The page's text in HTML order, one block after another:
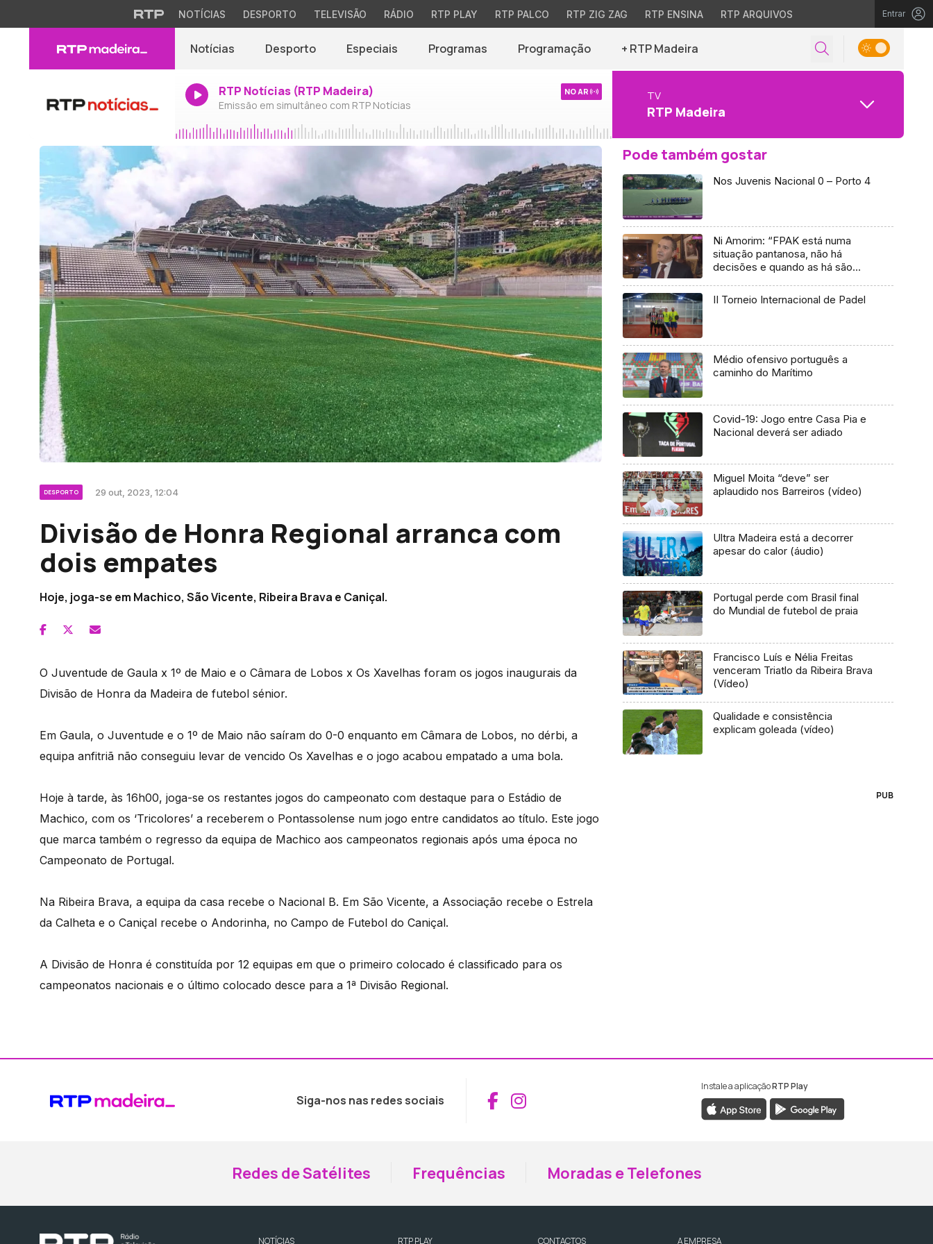
NOTÍCIAS DESPORTO TELEVISÃO RÁDIO RTP PLAY RTP PALCO RTP ZIG ZAG RTP ENSINA RTP ARQUIVOS Entrar
Notícias Desporto Especiais Programas Programação + RTP Madeira
RTP Notícias (RTP Madeira)
Emissão em simultâneo com RTP Notícias
NO AR TV
RTP Madeira
DESPORTO 29 out, 2023, 12:04
Divisão de Honra Regional arranca com
dois empates
Hoje, joga-se em Machico, São Vicente, Ribeira Brava e Caniçal.
O Juventude de Gaula x 1º de Maio e o Câmara de Lobos x Os Xavelhas foram os jogos inaugurais da
Divisão de Honra da Madeira de futebol sénior.
Em Gaula, o Juventude e o 1º de Maio não saíram do 0-0 enquanto em Câmara de Lobos, no dérbi, a
equipa anfitriã não conseguiu levar de vencido Os Xavelhas e o jogo acabou empatado a uma bola.
Hoje à tarde, às 16h00, joga-se os restantes jogos do campeonato com destaque para o Estádio de
Machico, com os ‘Tricolores’ a receberem o Pontassolense num jogo entre candidatos ao título. Este jogo
que marca também o regresso da equipa de Machico aos campeonatos regionais após uma época no
Campeonato de Portugal.
Na Ribeira Brava, a equipa da casa recebe o Nacional B. Em São Vicente, a Associação recebe o Estrela
da Calheta e o Caniçal recebe o Andorinha, no Campo de Futebol do Caniçal.
A Divisão de Honra é constituída por 12 equipas em que o primeiro colocado é classificado para os
campeonatos nacionais e o último colocado desce para a 1ª Divisão Regional.
Pode também gostar
Nos Juvenis Nacional 0 – Porto 4
Ni Amorim: “FPAK está numa
situação pantanosa, não há
decisões e quando as há são
mau”
II Torneio Internacional de Padel
Médio ofensivo português a
caminho do Marítimo
Covid-19: Jogo entre Casa Pia e
Nacional deverá ser adiado
Miguel Moita “deve” ser
aplaudido nos Barreiros (vídeo)
Ultra Madeira está a decorrer
apesar do calor (áudio)
Portugal perde com Brasil final
do Mundial de futebol de praia
Francisco Luís e Nélia Freitas
venceram Triatlo da Ribeira Brava
(Vídeo)
Qualidade e consistência
explicam goleada (vídeo)
PUB
Siga-nos nas redes sociais Aceder ao Facebook da RTP Madeira
Aceder ao Instagram da RTP Madeira
Instale a aplicaçãoRTP Play
Redes de Satélites Frequências Moradas e Telefones
NOTÍCIAS RTP PLAY CONTACTOS A EMPRESA